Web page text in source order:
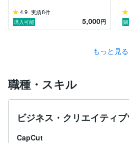
4.9 実績8件
購入可能
5,000円
もっと見る
職種・スキル
ビジネス・クリエイティ
CapCut